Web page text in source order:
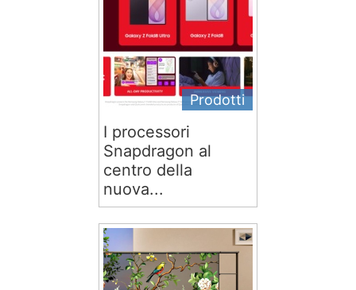
Prodotti
I processori
Snapdragon al
centro della
nuova...